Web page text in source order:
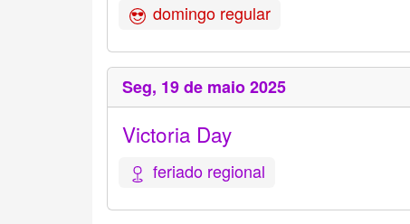
domingo regular
Seg, 19 de maio 2025
Victoria Day
feriado regional